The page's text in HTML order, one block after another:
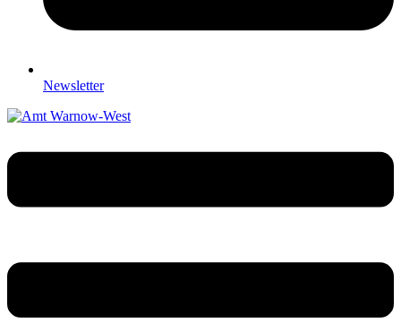
Newsletter